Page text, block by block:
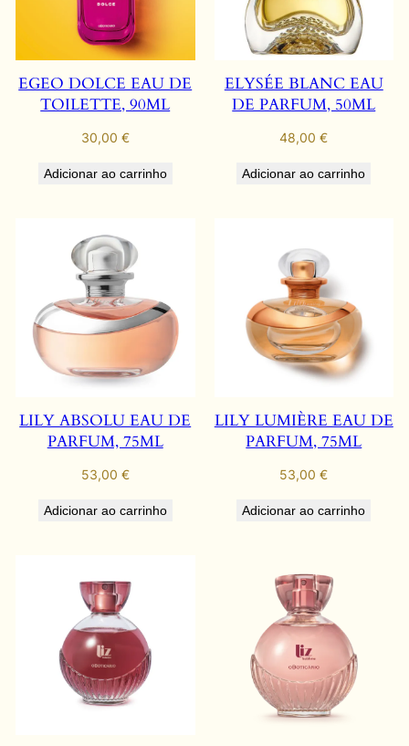
EGEO DOLCE EAU DE
TOILETTE, 90ML
30,00 €
Adicionar ao carrinho
ELYSÉE BLANC EAU
DE PARFUM, 50ML
48,00€
Adicionar ao carrinho
LILY ABSOLU EAU DE
PARFUM, 75ML
53,00 €
Adicionar ao carrinho
LILY LUMIÈRE EAU DE
PARFUM, 75ML
53,00€
Adicionar ao carrinho